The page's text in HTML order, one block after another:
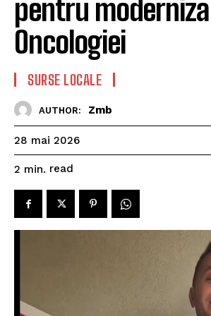
pentru
Oncologiei
SURSE LOCALE
AUTHOR: Zmb
28 mai 2026
2 min. read